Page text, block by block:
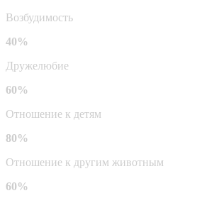
Возбудимость
40%
Дружелюбие
60%
Отношение к детям
80%
Отношение к другим животным
60%